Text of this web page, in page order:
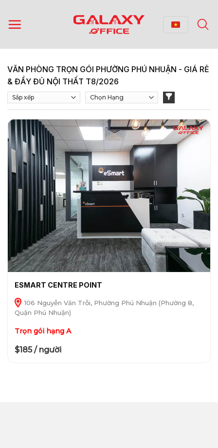
qua
nội
VĂN PHÒNG TRỌN GÓI PHƯỜNG PHÚ NHUẬN - GIÁ RẺ
& ĐẦY ĐỦ NỘI THẤT T8/2026
ESMART CENTRE POINT
106 Nguyễn Văn Trỗi, Phường Phú Nhuận (Phường 8,
Quận Phú Nhuận)
Trọn gói hạng A
$185 / người